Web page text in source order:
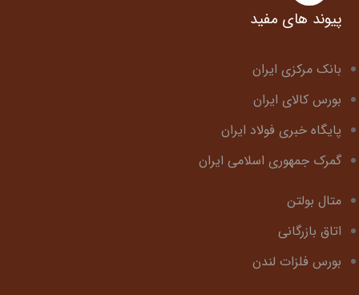
پیوند های مفید
بانک مرکزی ایران
بورس کالای ایران
پایگاه خبری فولاد ایران
گمرک جمهوری اسلامی ایران
متال بولتن
اتاق بازرگانی
بورس فلزات لندن